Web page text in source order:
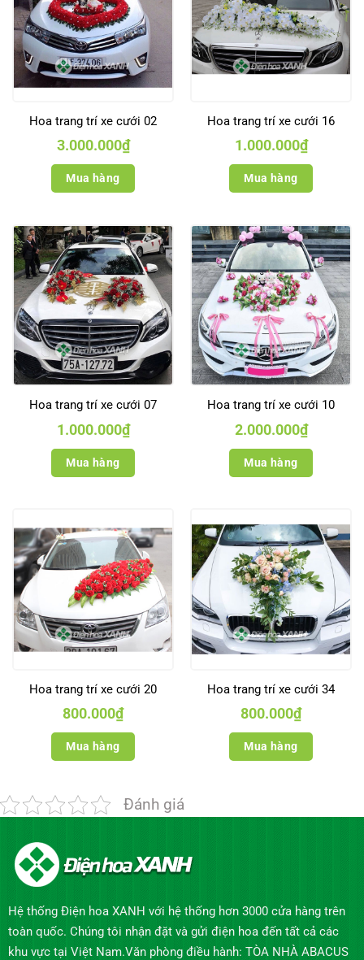
Hoa trang trí xe cưới 02
3.000.000₫
Mua hàng
Hoa trang trí xe cưới 16
1.000.000₫
Mua hàng
Hoa trang trí xe cưới 07
1.000.000₫
Mua hàng
Hoa trang trí xe cưới 10
2.000.000₫
Mua hàng
Hoa trang trí xe cưới 20
800.000₫
Mua hàng
Hoa trang trí xe cưới 34
800.000₫
Mua hàng
Đánh giá
Hệ thống Điện hoa XANH với hệ thống hơn 3000 cửa hàng trên
toàn quốc. Chúng tôi nhận đặt và gửi điện hoa đến tất cả các
khu vực tại Việt Nam.Văn phòng điều hành: TÒA NHÀ ABACUS